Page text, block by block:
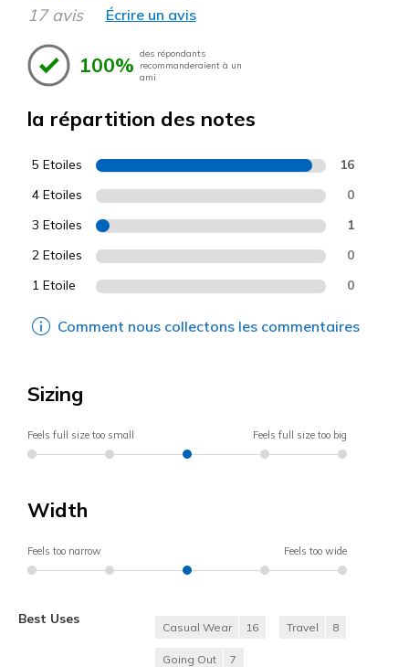
17 avis Écrire un avis
100% des répondants
recommanderaient à un
ami
la répartition des notes
5 Etoiles 16
4 Etoiles 0
3 Etoiles 1
2 Etoiles 0
1 Etoile 0
Comment nous collectons les commentaires
Sizing
Feels full size too small Feels full size too big
Width
Feels too narrow Feels too wide
Best Uses
Casual Wear 16 Travel 8
Going Out 7